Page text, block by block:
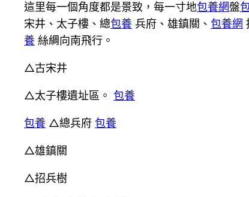
這里每一個角度都是景致，每一寸地包養網盤
宋井、太子樓、總包養 兵府、雄鎮關、 包養網
養 絲綢向南飛行。
△古宋井
△太子樓遺址區。 包養
包養 △總兵府 包養
△雄鎮關
△招兵樹